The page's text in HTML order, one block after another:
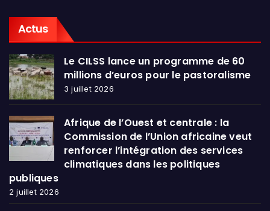
Actus
Le CILSS lance un programme de 60
millions d’euros pour le pastoralisme
3 juillet 2026
Afrique de l’Ouest et centrale : la
Commission de l’Union africaine veut
renforcer l’intégration des services
climatiques dans les politiques
publiques
2 juillet 2026